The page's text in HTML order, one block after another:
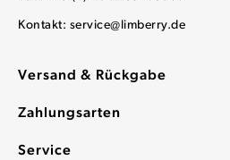
Versand & Rückgabe
Zahlungsarten
Service
Kontakt: service@limberry.de